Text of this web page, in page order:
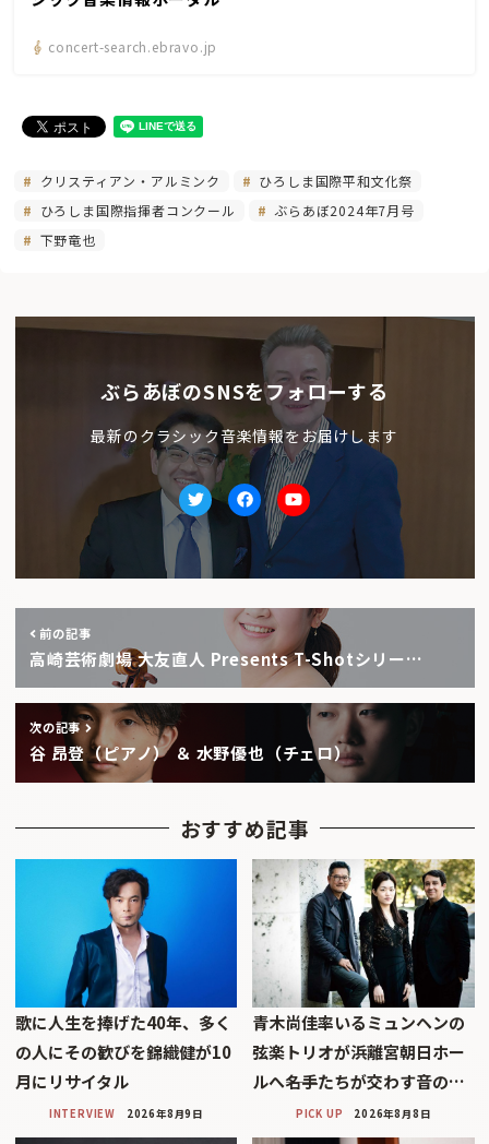
concert-search.ebravo.jp
クリスティアン・アルミンク
ひろしま国際平和文化祭
ひろしま国際指揮者コンクール
ぶらあぼ2024年7月号
下野竜也
ぶらあぼのSNSをフォローする
最新のクラシック音楽情報をお届けします
TwitterfacebookYoutube
前の記事
高崎芸術劇場 大友直人 Presents T-Shotシリー…
次の記事
谷 昂登（ピアノ） ＆ 水野優也（チェロ）
おすすめ記事
歌に人生を捧げた40年、多く
の人にその歓びを錦織健が10
月にリサイタル
INTERVIEW 2026年8月9日
青木尚佳率いるミュンヘンの
弦楽トリオが浜離宮朝日ホー
ルへ――名手たちが交わす音の…
PICK UP 2026年8月8日